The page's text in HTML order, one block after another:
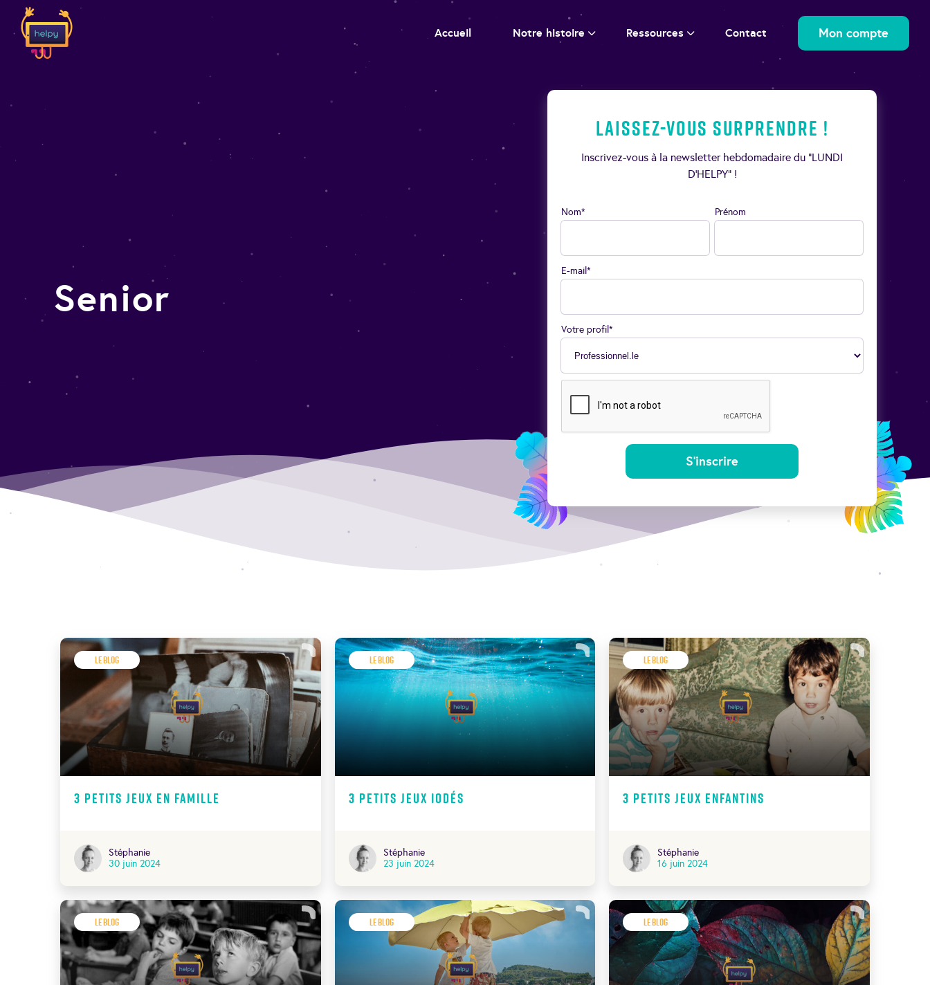
Accueil Notre histoire Ressources Contact Mon compte
Senior
Laissez-vous surprendre !
Inscrivez-vous à la newsletter hebdomadaire du “LUNDI
D’HELPY” !
Nom* Prénom
E-mail*
Votre profil*
Le Blog
3 petits jeux en famille
Stéphanie
30 juin 2024
Le Blog
3 petits jeux iodés
Stéphanie
23 juin 2024
Le Blog
3 petits jeux enfantins
Stéphanie
16 juin 2024
Le Blog Le Blog Le Blog